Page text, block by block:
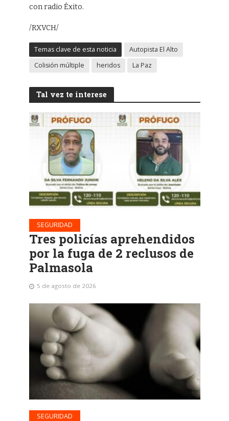
con radio Éxito.
/RXVCH/
Temas clave de esta noticia
Autopista El Alto
Colisión múltiple
heridos La Paz
Tal vez te interese
SEGURIDAD
Tres policías aprehendidos
por la fuga de 2 reclusos de
Palmasola
5 de agosto de 2026
SEGURIDAD